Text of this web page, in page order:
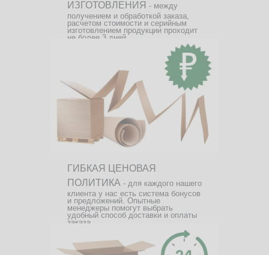
ИЗГОТОВЛЕНИЯ - между
получением и обработкой заказа,
расчетом стоимости и серийным
изготовлением продукции проходит
не более 3 дней.
ГИБКАЯ ЦЕНОВАЯ
ПОЛИТИКА - для каждого нашего
клиента у нас есть система бонусов
и предложений. Опытные
менеджеры помогут выбрать
удобный способ доставки и оплаты
заказа.